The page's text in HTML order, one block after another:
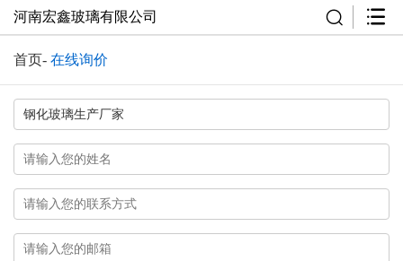
河南宏鑫玻璃有限公司
首页- 在线询价